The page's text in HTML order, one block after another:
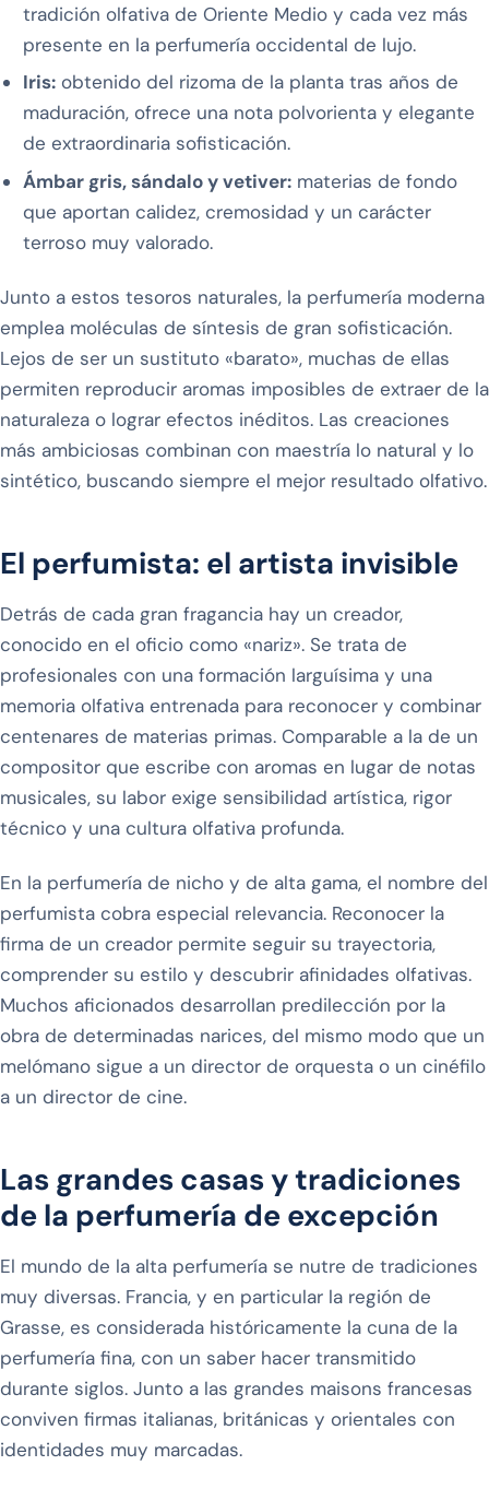
tradición olfativa de Oriente Medio y cada vez más
presente en la perfumería occidental de lujo.
Iris:obtenido del rizoma de la planta tras años de
maduración, ofrece una nota polvorienta y elegante
de extraordinaria sofisticación.
Ámbar gris, sándalo y vetiver:materias de fondo
que aportan calidez, cremosidad y un carácter
terroso muy valorado.
Junto a estos tesoros naturales, la perfumería moderna
emplea moléculas de síntesis de gran sofisticación.
Lejos de ser un sustituto «barato», muchas de ellas
permiten reproducir aromas imposibles de extraer de la
naturaleza o lograr efectos inéditos. Las creaciones
más ambiciosas combinan con maestría lo natural y lo
sintético, buscando siempre el mejor resultado olfativo.
El perfumista: el artista invisible
Detrás de cada gran fragancia hay un creador,
conocido en el oficio como «nariz». Se trata de
profesionales con una formación larguísima y una
memoria olfativa entrenada para reconocer y combinar
centenares de materias primas. Comparable a la de un
compositor que escribe con aromas en lugar de notas
musicales, su labor exige sensibilidad artística, rigor
técnico y una cultura olfativa profunda.
En la perfumería de nicho y de alta gama, el nombre del
perfumista cobra especial relevancia. Reconocer la
firma de un creador permite seguir su trayectoria,
comprender su estilo y descubrir afinidades olfativas.
Muchos aficionados desarrollan predilección por la
obra de determinadas narices, del mismo modo que un
melómano sigue a un director de orquesta o un cinéfilo
a un director de cine.
Las grandes casas y tradiciones
de la perfumería de excepción
El mundo de la alta perfumería se nutre de tradiciones
muy diversas. Francia, y en particular la región de
Grasse, es considerada históricamente la cuna de la
perfumería fina, con un saber hacer transmitido
durante siglos. Junto a las grandes maisons francesas
conviven firmas italianas, británicas y orientales con
identidades muy marcadas.